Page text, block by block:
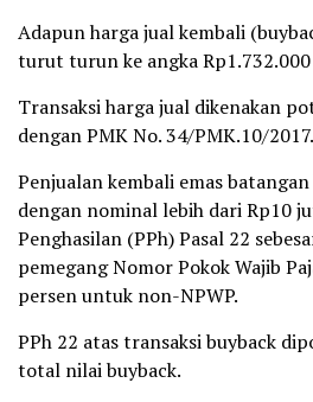
Adapun harga jual kembali
turut turun ke angka
Transaksi harga jual dikenakan
dengan PMK No. 34/PMK.10/2017.
Penjualan kembali emas
dengan nominal lebih dari Rp10
Penghasilan (PPh) Pasal 22
pemegang Nomor Pokok Wajib
persen untuk non-NPWP.
PPh 22 atas transaksi buyback
total nilai buyback.